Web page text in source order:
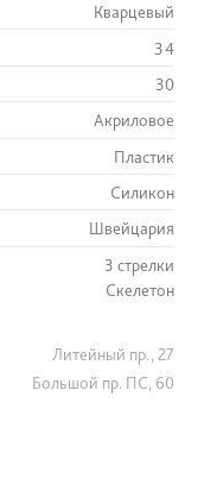
Кварцевый
34
30
Акриловое
Пластик
Силикон
Швейцария
3 стрелки
Скелетон
Литейный пр., 27
Большой пр. ПС, 60